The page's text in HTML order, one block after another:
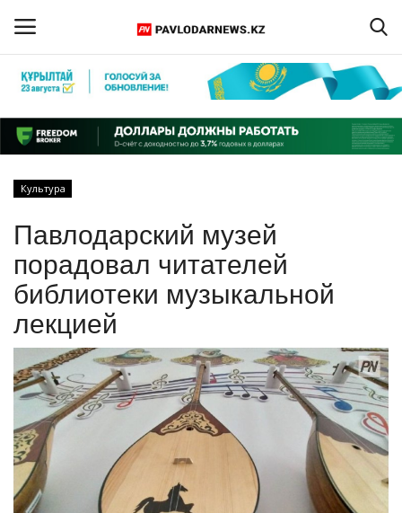
Регистрация
Главная
ПАВЛОДАРСКАЯ ОБЛАСТЬ
КАЗАХСТАН
МИР
СПЕЦПРОЕКТЫ
СПОРТ
Чек-лист
Культура
Павлодарский музей
порадовал читателей
библиотеки музыкальной
лекцией